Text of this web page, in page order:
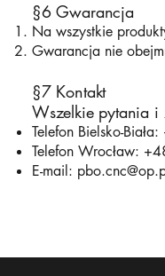
§6 Gwarancja
Na wszystkie
Gwarancja nie
§7 Kontakt
Wszelkie pytania i
Telefon Bielsko-
Telefon Wrocław:
E-mail: